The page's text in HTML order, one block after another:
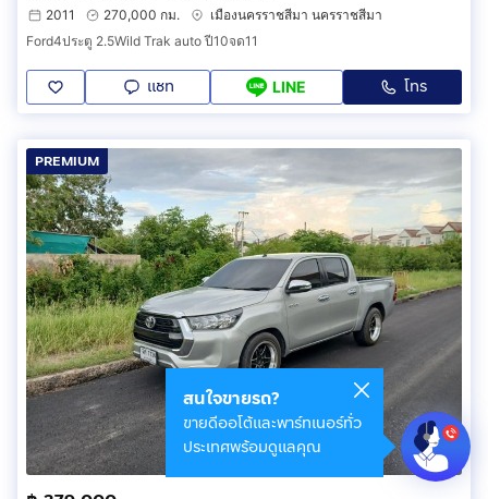
2011
270,000 กม.
เมืองนครราชสีมา นครราชสีมา
Ford4ประตู 2.5Wild Trak auto ปี10จด11
แชท LINE โทร
PREMIUM
สนใจขายรถ?
ขายดีออโต้และพาร์ทเนอร์ทั่ว
ประเทศพร้อมดูแลคุณ